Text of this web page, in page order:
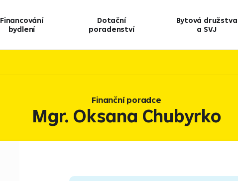
Financování
bydlení
Dotační
poradenství
Bytová družstva
a SVJ
Finanční poradce
Mgr. Oksana Chubyrko